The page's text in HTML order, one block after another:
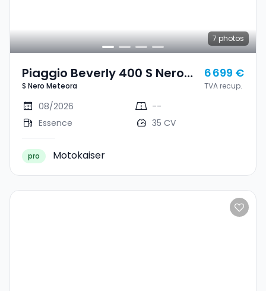
7 photos
Piaggio Beverly 400 S Nero
Meteora
S Nero Meteora
6 699 €
TVA recup.
08/2026
--
Essence
35 CV
pro Motokaiser